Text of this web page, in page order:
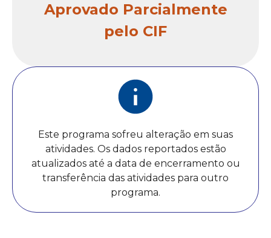
Aprovado Parcialmente
pelo CIF
Este programa sofreu alteração em suas
atividades. Os dados reportados estão
atualizados até a data de encerramento ou
transferência das atividades para outro
programa.